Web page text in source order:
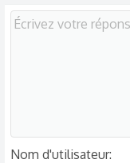
Nom d'utilisateur